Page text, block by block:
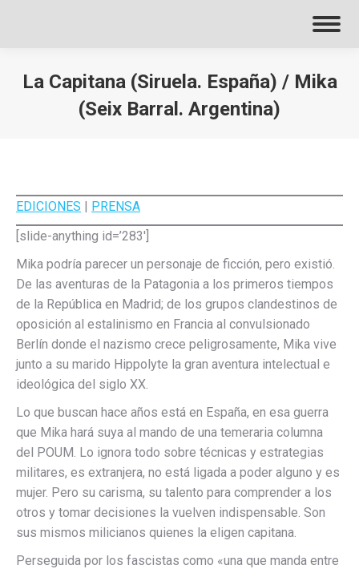
La Capitana (Siruela. España) / Mika
(Seix Barral. Argentina)
EDICIONES | PRENSA
[slide-anything id=’283′]
Mika podría parecer un personaje de ficción, pero existió.
De las aventuras de la Patagonia a los primeros tiempos
de la República en Madrid; de los grupos clandestinos de
oposición al estalinismo en Francia al convulsionado
Berlín donde el nazismo crece peligrosamente, Mika vive
junto a su marido Hippolyte la gran aventura intelectual e
ideológica del siglo XX.
Lo que buscan hace años está en España, en esa guerra
que Mika hará suya al mando de una temeraria columna
del POUM. Lo ignora todo sobre técnicas y estrategias
militares, es extranjera, no está ligada a poder alguno y es
mujer. Pero su carisma, su talento para comprender a los
otros y tomar decisiones la vuelven indispensable. Son
sus mismos milicianos quienes la eligen capitana.
Perseguida por los fascistas como «una que manda entre